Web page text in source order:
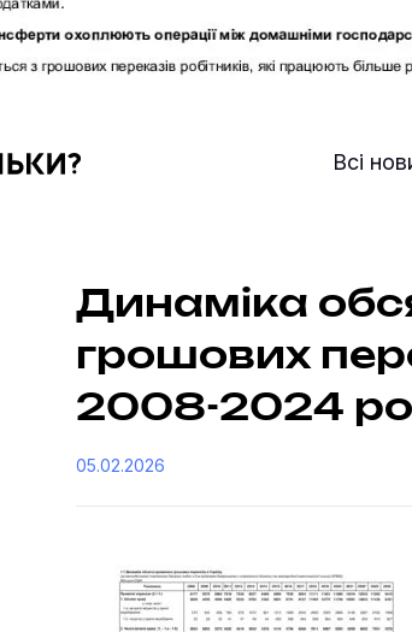
про суспільні дані Всі
Динаміка
грошових
2008-2024
05.02.2026